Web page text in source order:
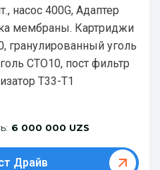
насос 400G, Адаптер
мембраны. Картриджи
гранулированный уголь
CTO10, пост фильтр
Т33-Т1
6 000 000 UZS
Драйв